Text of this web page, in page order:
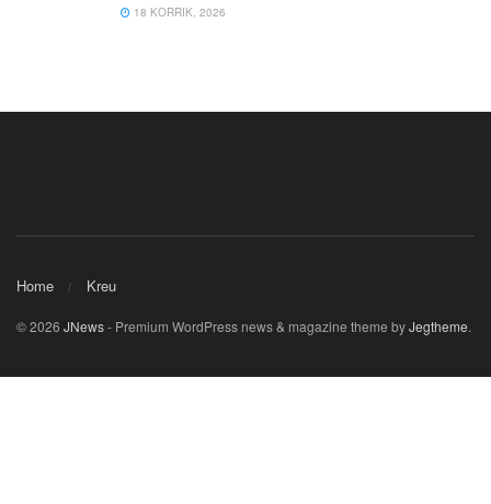
18 KORRIK, 2026
Home Kreu
© 2026 JNews- Premium WordPress news & magazine theme byJegtheme.